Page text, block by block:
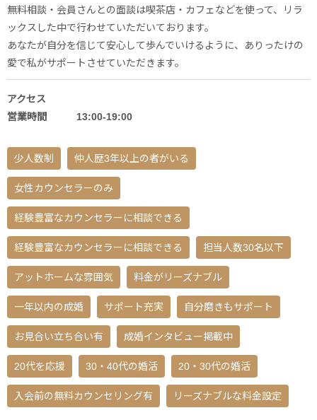
無料相談・会員さんとの面談は喫茶店・カフェなどを使って、リラ
ックスした中で行わせていただいております。
あなたが自分を信じて安心して歩んでいけるように、ありったけの
愛で私がサポートさせていただきます。
アクセス
営業時間 13:00-19:00
少人数制 仲人歴3年以上の者がいる
女性カウンセラーのみ
経験豊富なカウンセラーに相談できる
経験豊富なカウンセラーに相談できる 担当人数30名以下
アットホームな雰囲気 料金がリーズナブル
一年以内の成婚 サポート充実 自分磨きもサポート
お見合い立ち合い有 成婚インタビュー掲載中
20代を応援 30・40代の婚活 20・30代の婚活
入会前の無料カウンセリング有 リーズナブルな料金設定